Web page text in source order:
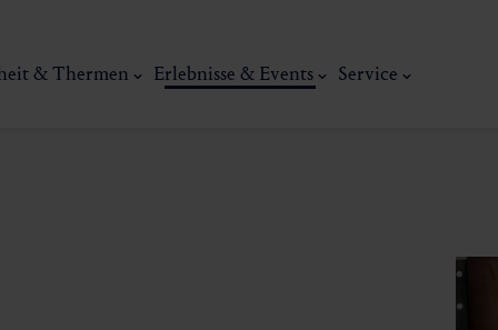
& Thermen Erlebnisse & Events Service